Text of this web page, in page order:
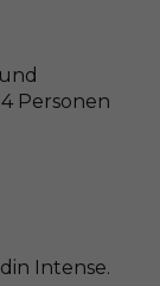
Personen
Intense.